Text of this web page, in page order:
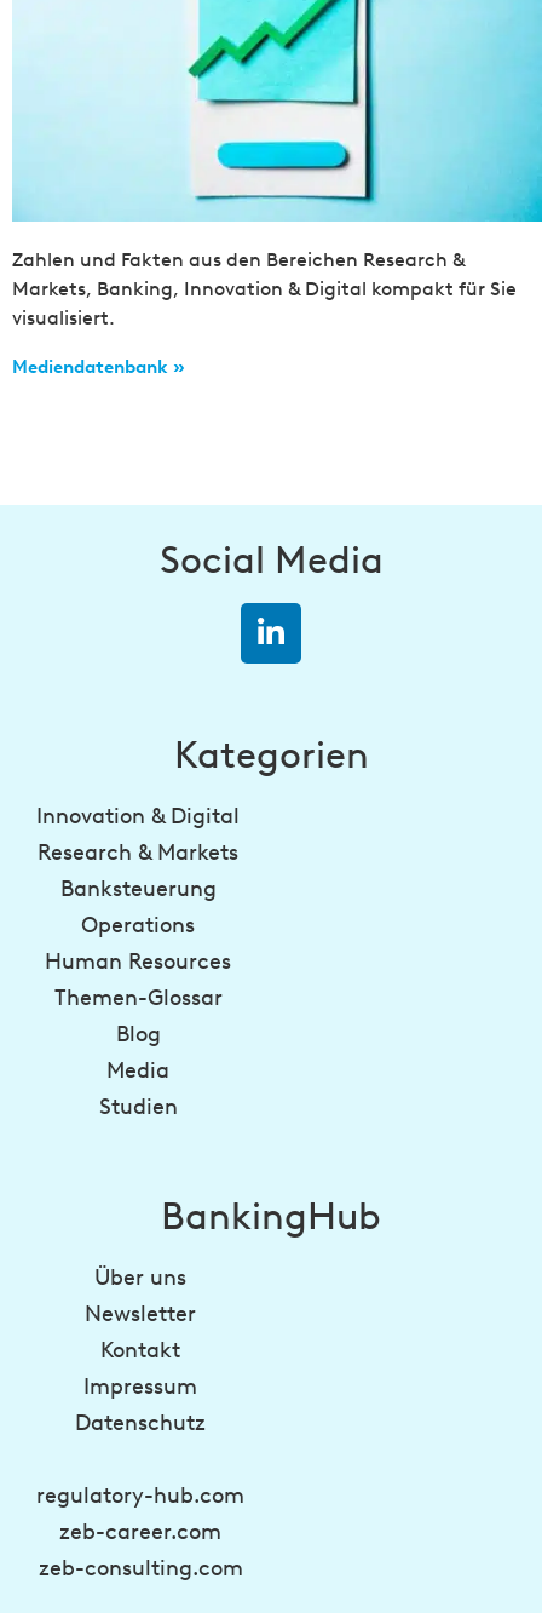
Zahlen und Fakten aus den Bereichen Research &
Markets, Banking, Innovation & Digital kompakt für Sie
visualisiert.
Mediendatenbank »
Social Media
Kategorien
Innovation & Digital
Research & Markets
Banksteuerung
Operations
Human Resources
Themen-Glossar
Blog
Media
Studien
BankingHub
Über uns
Newsletter
Kontakt
Impressum
Datenschutz
regulatory-hub.com
zeb-career.com
zeb-consulting.com